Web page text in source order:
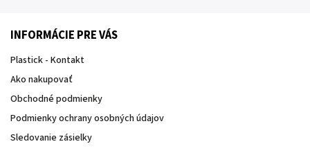
INFORMÁCIE PRE VÁS
Plastick - Kontakt
Ako nakupovať
Obchodné podmienky
Podmienky ochrany osobných údajov
Sledovanie zásielky